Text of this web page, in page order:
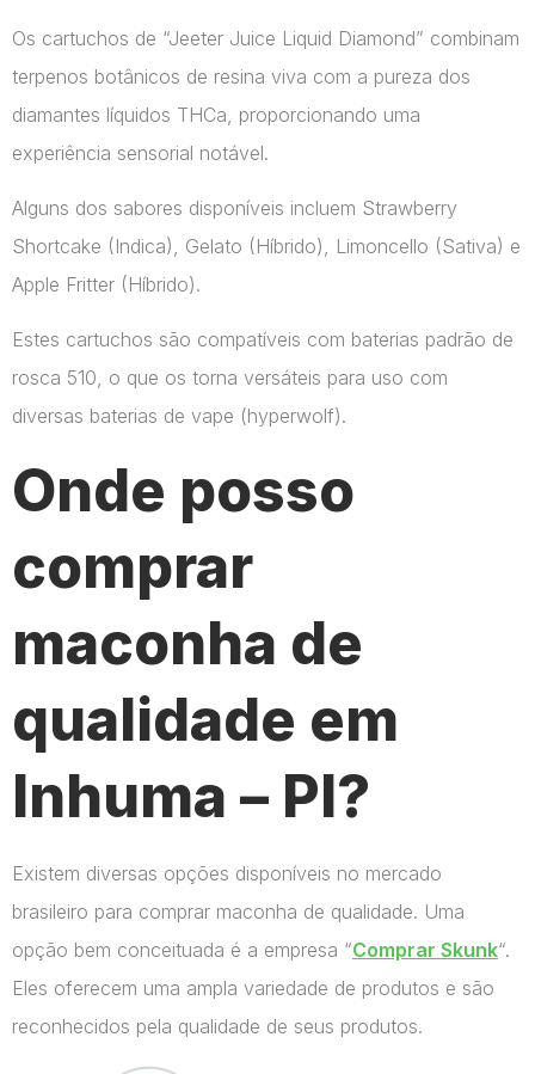
Os cartuchos de “Jeeter Juice Liquid Diamond” combinam
terpenos botânicos de resina viva com a pureza dos
diamantes líquidos THCa, proporcionando uma
experiência sensorial notável.
Alguns dos sabores disponíveis incluem Strawberry
Shortcake (Indica), Gelato (Híbrido), Limoncello (Sativa) e
Apple Fritter (Híbrido).
Estes cartuchos são compatíveis com baterias padrão de
rosca 510, o que os torna versáteis para uso com
diversas baterias de vape​ (hyperwolf)​.
Onde posso
comprar
maconha de
qualidade em
Inhuma – PI?
Existem diversas opções disponíveis no mercado
brasileiro para comprar maconha de qualidade. Uma
opção bem conceituada é a empresa “Comprar Skunk“.
Eles oferecem uma ampla variedade de produtos e são
reconhecidos pela qualidade de seus produtos.